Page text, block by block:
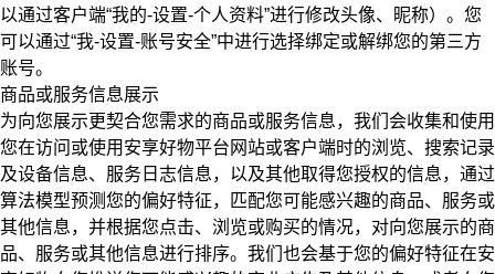
以通过客户端“我的-设置-个人资料”进行修改头像、昵称）。您
可以通过“我-设置-账号安全”中进行选择绑定或解绑您的第三方
账号。
商品或服务信息展示
为向您展示更契合您需求的商品或服务信息，我们会收集和使用
您在访问或使用安享好物平台网站或客户端时的浏览、搜索记录
及设备信息、服务日志信息，以及其他取得您授权的信息，通过
算法模型预测您的偏好特征，匹配您可能感兴趣的商品、服务或
其他信息，并根据您点击、浏览或购买的情况，对向您展示的商
品、服务或其他信息进行排序。我们也会基于您的偏好特征在安